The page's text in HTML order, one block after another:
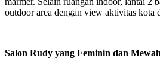
outdoor area dengan view aktivitas kota
Salon Rudy yang Feminin dan Mewah